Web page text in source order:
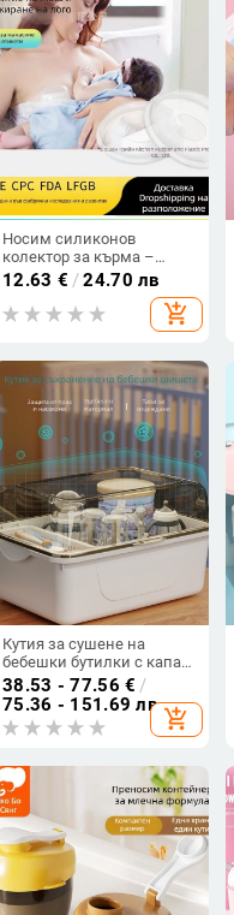
Носим силиконов
колектор за кърма –
преносим, против
изтичане, ръчен модел
12.63 € /24.70 лв
add_shopping_cart
Кутия за сушене на
бебешки бутилки с капак,
прахоустойчива, за
съхранение на бебешка
храна и прибори
38.53 - 77.56 € /
75.36 - 151.69 лв
add_shopping_cart